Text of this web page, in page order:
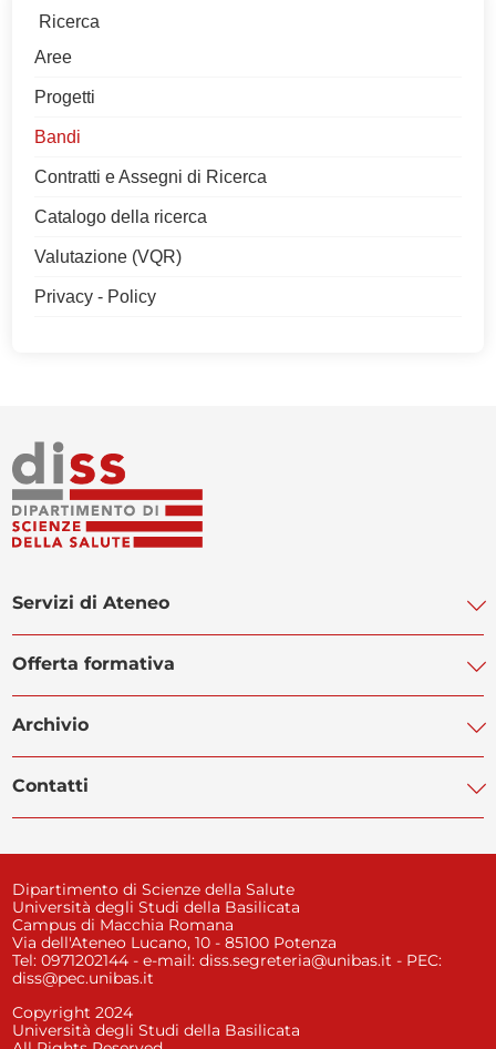
Ricerca
Aree
Progetti
Bandi
Contratti e Assegni di Ricerca
Catalogo della ricerca
Valutazione (VQR)
Privacy - Policy
Servizi di Ateneo
Biblioteca di Ateneo
Centro Linguistico di Ateneo
Servizi Informatici
Offerta formativa
Corso di Studi Farmacia
Corso di Studi Medicina
Bacheca appelli d'esame
Programma Erasmus
Esami di Stato
Archivio
Manifesti degli Studi
Bandi e contratti
Amministrazione trasparente
Protezione dati personali - Privacy
Contatti
Rubrica telefonica
Ufficio Orientamento
Segreteria studenti
Ufficio Tirocini e Placement
Mobilità internazionale
Dipartimento di Scienze della Salute
Università degli Studi della Basilicata
Campus di Macchia Romana
Via dell'Ateneo Lucano, 10 - 85100 Potenza
Tel: 0971202144 - e-mail: diss.segreteria@unibas.it - PEC:
diss@pec.unibas.it
Copyright 2024
Università degli Studi della Basilicata